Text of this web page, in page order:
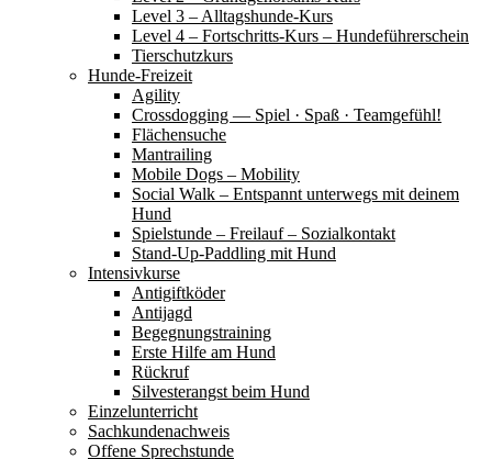
Level 3 – Alltagshunde-Kurs
Level 4 – Fortschritts-Kurs – Hundeführerschein
Tierschutzkurs
Hunde-Freizeit
Agility
Crossdogging — Spiel · Spaß · Teamgefühl!
Flächensuche
Mantrailing
Mobile Dogs – Mobility
Social Walk – Entspannt unterwegs mit deinem
Hund
Spielstunde – Freilauf – Sozialkontakt
Stand-Up-Paddling mit Hund
Intensivkurse
Antigiftköder
Antijagd
Begegnungstraining
Erste Hilfe am Hund
Rückruf
Silvesterangst beim Hund
Einzelunterricht
Sachkundenachweis
Offene Sprechstunde